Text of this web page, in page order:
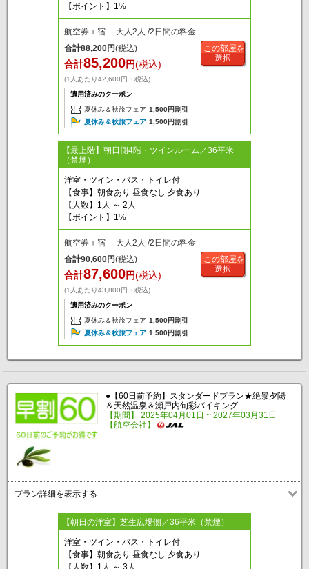
【ポイント】1%
航空券＋宿 大人2人 /2日間の料金
合計88,200円(税込)
合計85,200円(税込)
(1人あたり42,600円・税込)
適用済みのクーポン
夏休み＆秋旅フェア 1,500円割引
夏休み＆秋旅フェア 1,500円割引
この部屋を
選択
【最上階】朝日側4階・ツインルーム／36平米
（禁煙）
洋室・ツイン・バス・トイレ付
【食事】朝食あり 昼食なし 夕食あり
【人数】1人 ～ 2人
【ポイント】1%
航空券＋宿 大人2人 /2日間の料金
合計90,600円(税込)
合計87,600円(税込)
(1人あたり43,800円・税込)
適用済みのクーポン
夏休み＆秋旅フェア 1,500円割引
夏休み＆秋旅フェア 1,500円割引
この部屋を
選択
●【60日前予約】スタンダードプラン★絶景夕陽
＆天然温泉＆瀬戸内旬彩バイキング
【期間】 2025年04月01日 ~ 2027年03月31日
【航空会社】
プラン詳細を表示する
【朝日の洋室】芝生広場側／36平米（禁煙）
洋室・ツイン・バス・トイレ付
【食事】朝食あり 昼食なし 夕食あり